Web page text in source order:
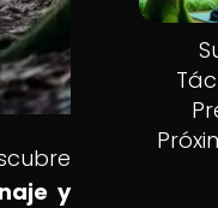
y